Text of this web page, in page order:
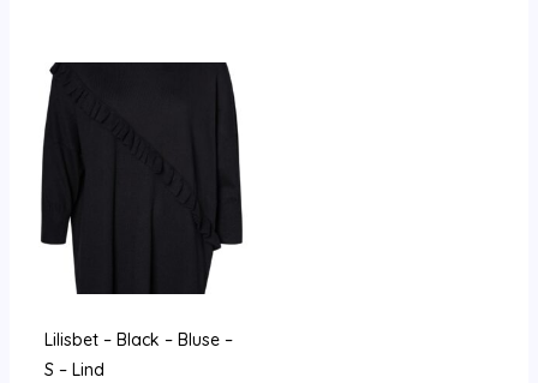
Lilisbet – Black – Bluse –
S – Lind